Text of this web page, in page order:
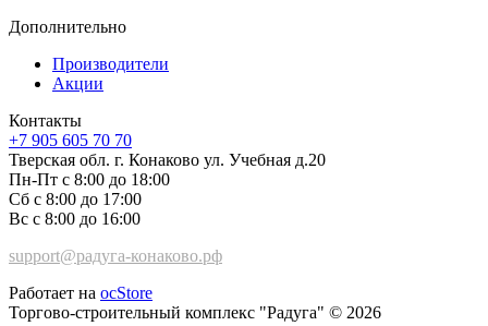
Дополнительно
Производители
Акции
Контакты
+7 905 605 70 70
Тверская обл. г. Конаково ул. Учебная д.20
Пн-Пт с 8:00 до 18:00
Сб с 8:00 до 17:00
Вс с 8:00 до 16:00
support@радуга-конаково.рф
Работает на ocStore
Торгово-строительный комплекс "Радуга" © 2026